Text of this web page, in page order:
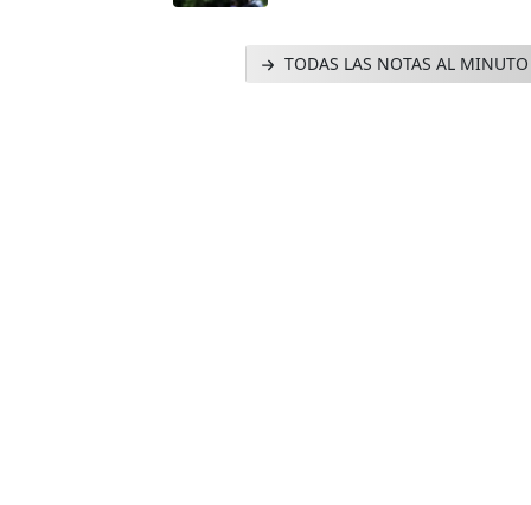
TODAS LAS NOTAS AL MINUTO